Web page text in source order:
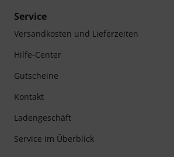
Service
Versandkosten und Lieferzeiten
Hilfe-Center
Gutscheine
Kontakt
Ladengeschäft
Service im Überblick